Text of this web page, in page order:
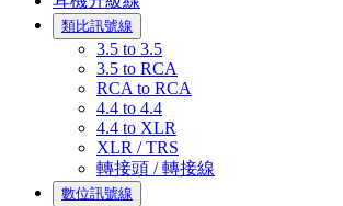
類比訊號線
3.5 to 3.5
3.5 to RCA
RCA to RCA
4.4 to 4.4
4.4 to XLR
XLR / TRS
轉接頭 / 轉接線
數位訊號線